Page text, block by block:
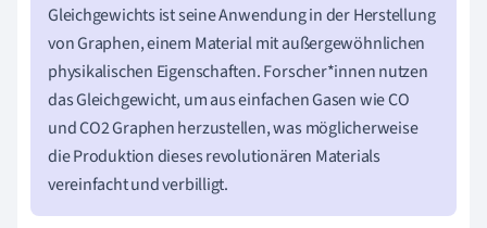
Gleichgewichts ist seine Anwendung in der Herstellung
von Graphen, einem Material mit außergewöhnlichen
physikalischen Eigenschaften. Forscher*innen nutzen
das Gleichgewicht, um aus einfachen Gasen wie CO
und CO2 Graphen herzustellen, was möglicherweise
die Produktion dieses revolutionären Materials
vereinfacht und verbilligt.